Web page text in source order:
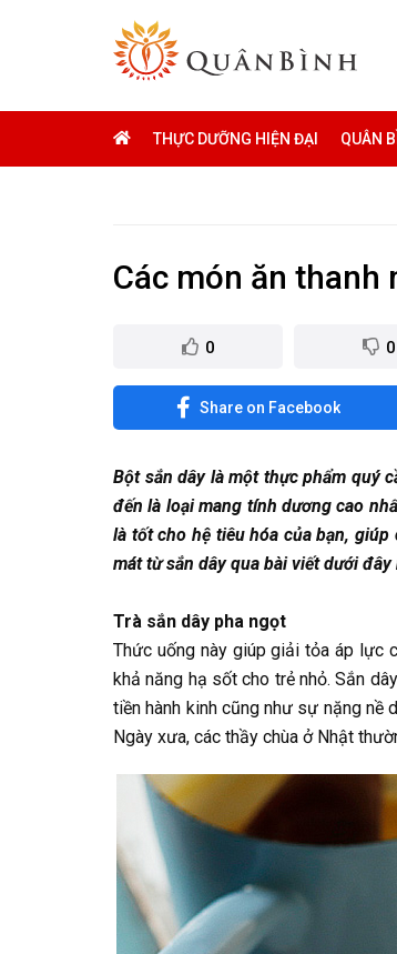
THỰC DƯỠNG HIỆN ĐẠI QUÂN
Các món ăn thanh
0 0
Share on Facebook
Bột sắn dây là một thực phẩm quý
đến là loại mang tính dương cao
là tốt cho hệ tiêu hóa của bạn,
mát từ sắn dây qua bài viết dưới đây
Trà sắn dây pha ngọt
Thức uống này giúp giải tỏa áp lực
khả năng hạ sốt cho trẻ nhỏ. Sắn
tiền hành kinh cũng như sự nặng nề
Ngày xưa, các thầy chùa ở Nhật